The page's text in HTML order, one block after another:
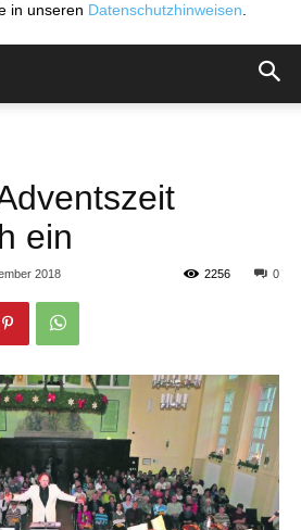
in unseren Datenschutzhinweisen
ein
2018 0
2256